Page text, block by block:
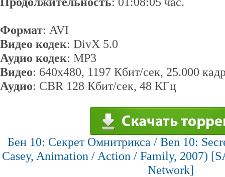
Формат: AVI
Видео кодек: DivX 5.0
Аудио кодек: MP3
Видео: 640х480, 1197 Кбит/сек, 25.000
Аудио: CBR 128 Кбит/сек, 48 КГц
Бен 10: Cекрет Омнитрикса / Ben 10:
Casey, Animation / Action / Family, 2007)
Network]